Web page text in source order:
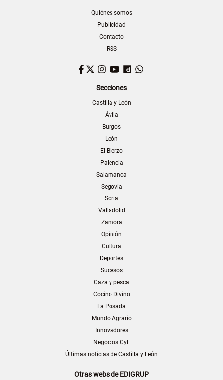
Quiénes somos
Publicidad
Contacto
RSS
Facebook
TwitterInstagram
YouTubeDailymotion
Secciones
Castilla y León
Ávila
Burgos
León
El Bierzo
Palencia
Salamanca
Segovia
Soria
Valladolid
Zamora
Opinión
Cultura
Deportes
Sucesos
Caza y pesca
Cocino Divino
La Posada
Mundo Agrario
Innovadores
Negocios CyL
Últimas noticias de Castilla y León
Otras webs de EDIGRUP